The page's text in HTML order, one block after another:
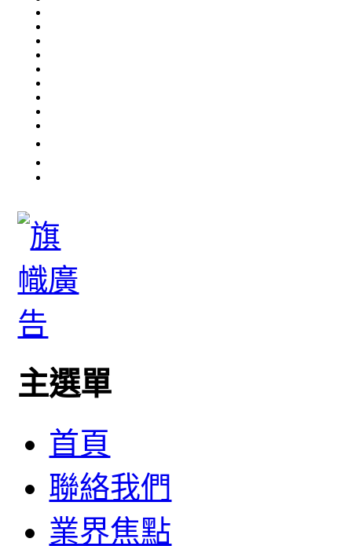
主選單
首頁
聯絡我們
業界焦點